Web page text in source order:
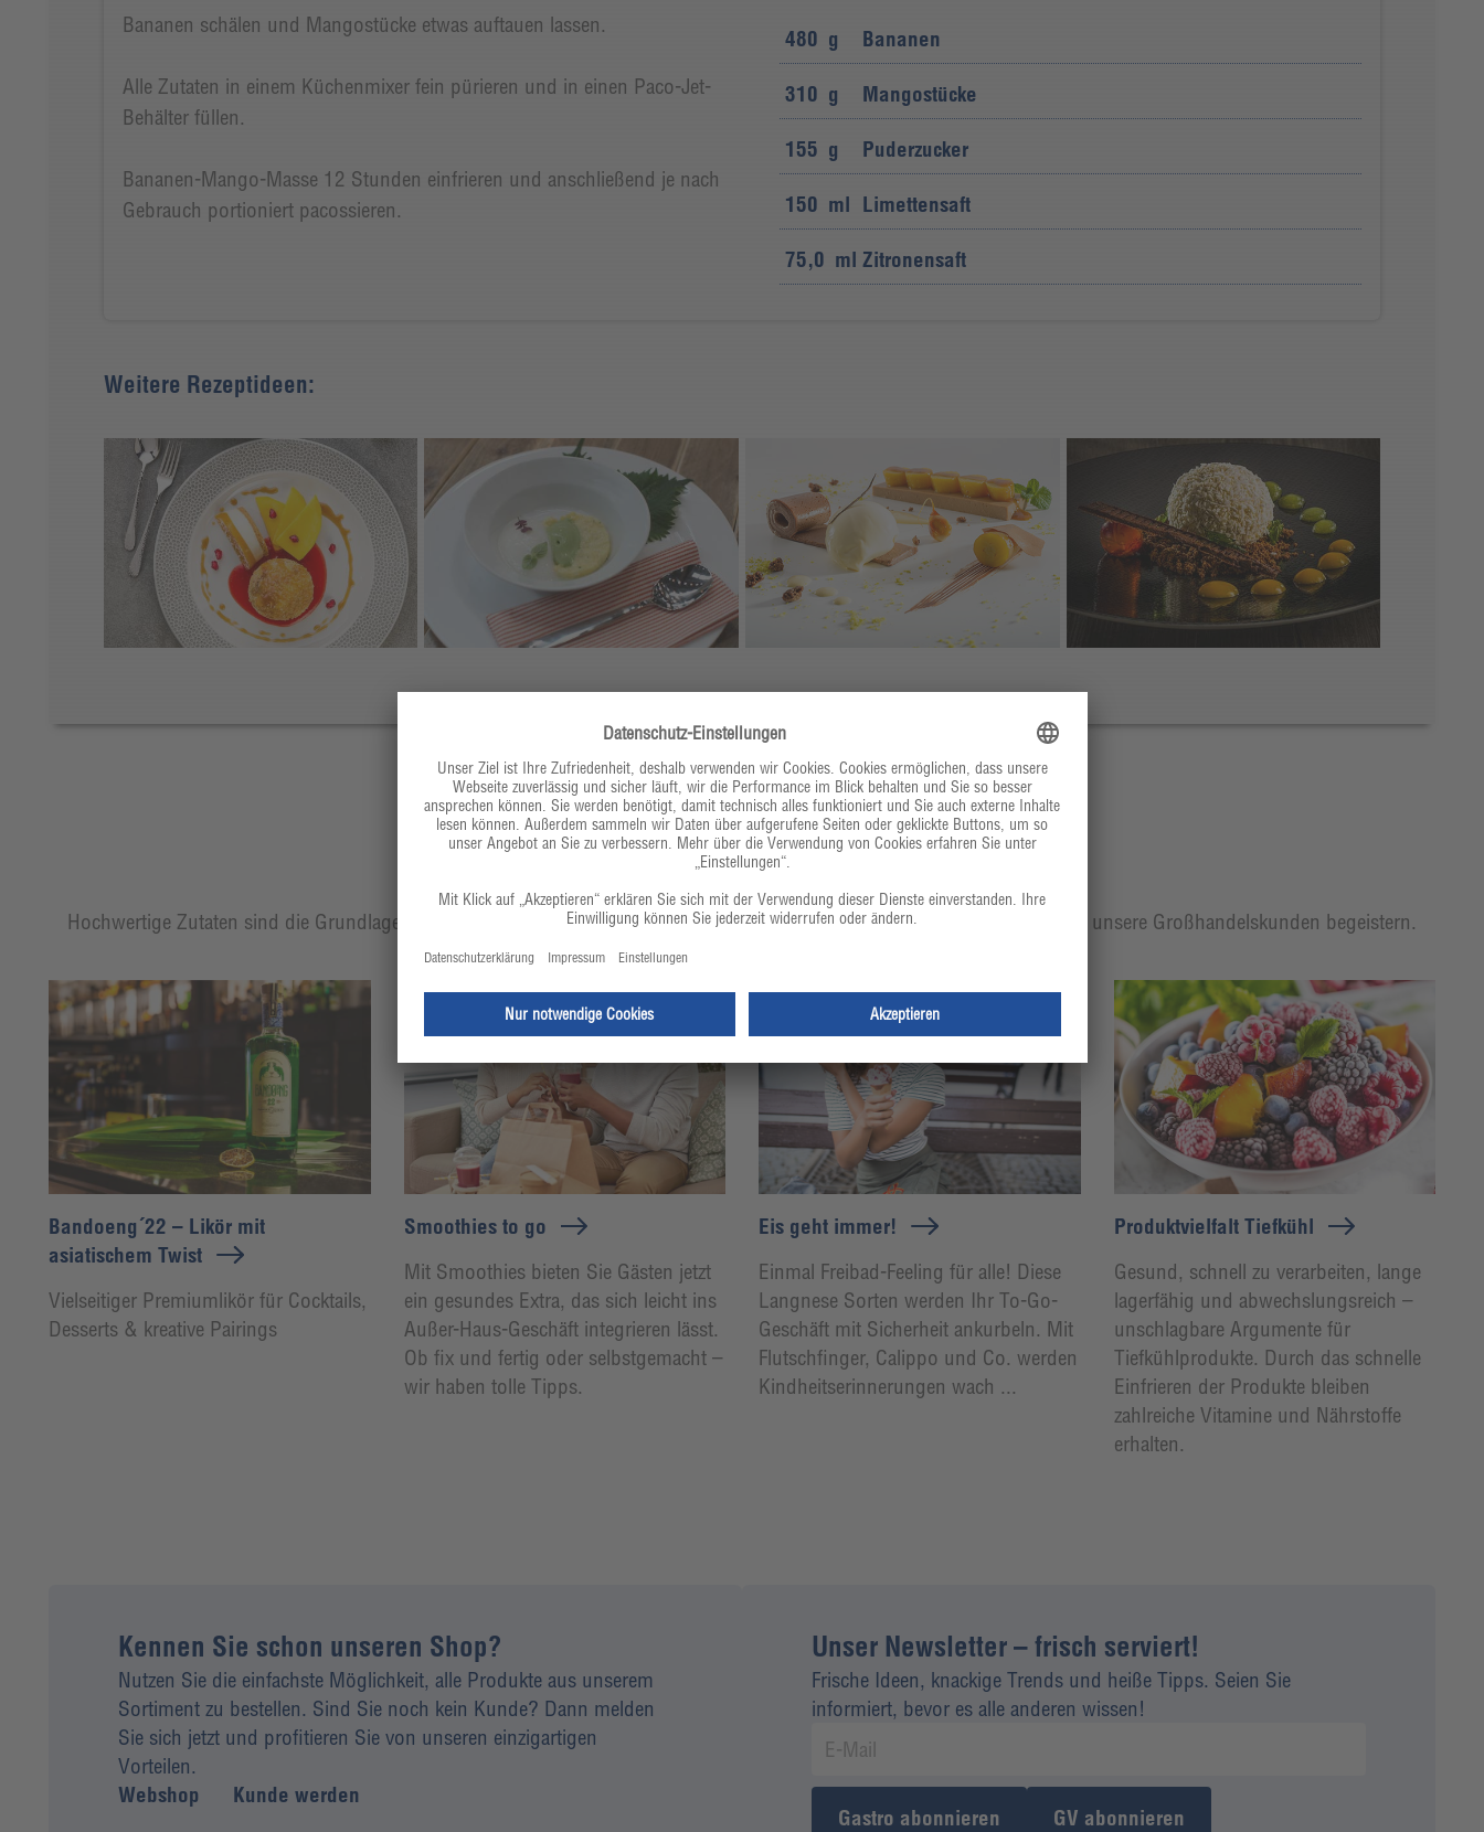
480 g Bananen
310 g Mangostücke
155 g Puderzucker
150 ml Limettensaft
75,0 ml Zitronensaft
Bananen schälen und Mangostücke etwas auftauen lassen.
Alle Zutaten in einem Küchenmixer fein pürieren und in einen Paco-Jet-
Behälter füllen.
Bananen-Mango-Masse 12 Stunden einfrieren und anschließend je nach
Gebrauch portioniert pacossieren.
Weitere Rezeptideen:
Perfekt für jedes Rezept
Hochwertige Zutaten sind die Grundlage eines jeden gelungenen Rezeptes. Entdecken Sie jetzt die ganze Vielfalt, mit der wir unsere Großhandelskunden begeistern.
Bandoeng´22 – Likör mit
asiatischem Twist
Vielseitiger Premiumlikör für Cocktails,
Desserts & kreative Pairings
Smoothies to go
Mit Smoothies bieten Sie Gästen jetzt
ein gesundes Extra, das sich leicht ins
Außer-Haus-Geschäft integrieren lässt.
Ob fix und fertig oder selbstgemacht –
wir haben tolle Tipps.
Eis geht immer!
Einmal Freibad-Feeling für alle! Diese
Langnese Sorten werden Ihr To-Go-
Geschäft mit Sicherheit ankurbeln. Mit
Flutschfinger, Calippo und Co. werden
Kindheitserinnerungen wach ...
Produktvielfalt Tiefkühl
Gesund, schnell zu verarbeiten, lange
lagerfähig und abwechslungsreich –
unschlagbare Argumente für
Tiefkühlprodukte. Durch das schnelle
Einfrieren der Produkte bleiben
zahlreiche Vitamine und Nährstoffe
erhalten.
Kennen Sie schon unseren Shop?
Nutzen Sie die einfachste Möglichkeit, alle Produkte aus unserem
Sortiment zu bestellen. Sind Sie noch kein Kunde? Dann melden
Sie sich jetzt und profitieren Sie von unseren einzigartigen
Vorteilen.
Webshop
Kunde werden
Unser Newsletter – frisch serviert!
Frische Ideen, knackige Trends und heiße Tipps. Seien Sie
informiert, bevor es alle anderen wissen!
Gastro abonnieren GV abonnieren